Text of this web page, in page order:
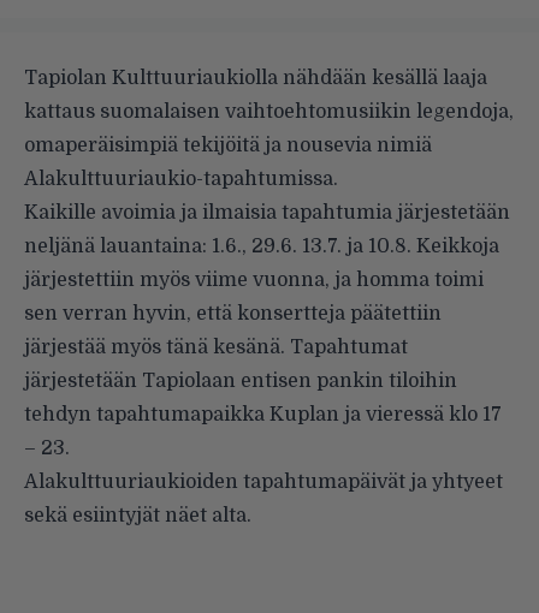
Tapiolan Kulttuuriaukiolla nähdään kesällä laaja
kattaus suomalaisen vaihtoehtomusiikin legendoja,
omaperäisimpiä tekijöitä ja nousevia nimiä
Alakulttuuriaukio-tapahtumissa.
Kaikille avoimia ja ilmaisia tapahtumia järjestetään
neljänä lauantaina: 1.6., 29.6. 13.7. ja 10.8. Keikkoja
järjestettiin myös viime vuonna, ja homma toimi
sen verran hyvin, että konsertteja päätettiin
järjestää myös tänä kesänä. Tapahtumat
järjestetään Tapiolaan entisen pankin tiloihin
tehdyn tapahtumapaikka Kuplan ja vieressä klo 17
– 23.
Alakulttuuriaukioiden tapahtumapäivät ja yhtyeet
sekä esiintyjät näet alta.